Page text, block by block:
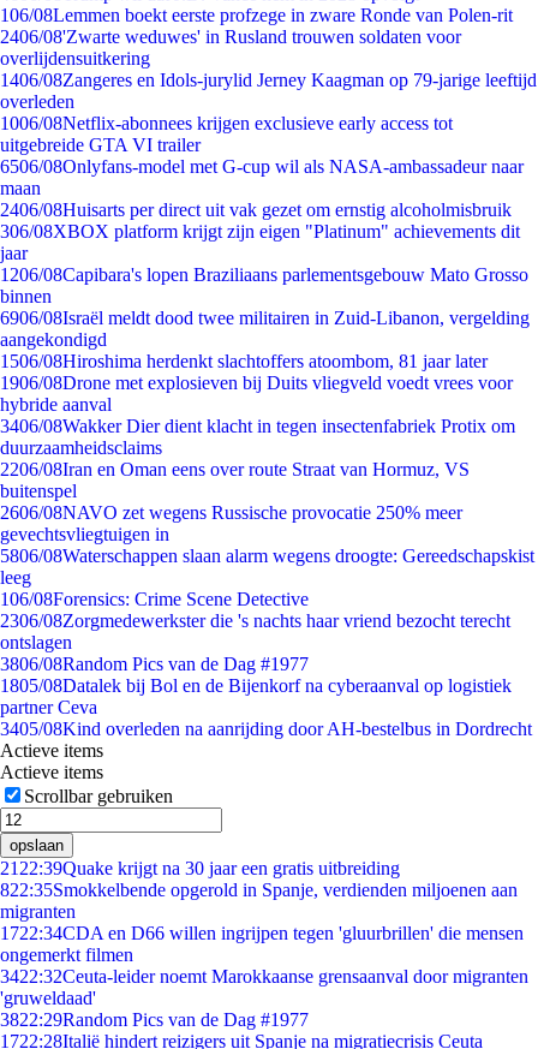
106/08Lemmen boekt eerste profzege in zware Ronde van Polen-rit
2406/08'Zwarte weduwes' in Rusland trouwen soldaten voor
overlijdensuitkering
1406/08Zangeres en Idols-jurylid Jerney Kaagman op 79-jarige leeftijd
overleden
1006/08Netflix-abonnees krijgen exclusieve early access tot
uitgebreide GTA VI trailer
6506/08Onlyfans-model met G-cup wil als NASA-ambassadeur naar
maan
2406/08Huisarts per direct uit vak gezet om ernstig alcoholmisbruik
306/08XBOX platform krijgt zijn eigen "Platinum" achievements dit
jaar
1206/08Capibara's lopen Braziliaans parlementsgebouw Mato Grosso
binnen
6906/08Israël meldt dood twee militairen in Zuid-Libanon, vergelding
aangekondigd
1506/08Hiroshima herdenkt slachtoffers atoombom, 81 jaar later
1906/08Drone met explosieven bij Duits vliegveld voedt vrees voor
hybride aanval
3406/08Wakker Dier dient klacht in tegen insectenfabriek Protix om
duurzaamheidsclaims
2206/08Iran en Oman eens over route Straat van Hormuz, VS
buitenspel
2606/08NAVO zet wegens Russische provocatie 250% meer
gevechtsvliegtuigen in
5806/08Waterschappen slaan alarm wegens droogte: Gereedschapskist
leeg
106/08Forensics: Crime Scene Detective
2306/08Zorgmedewerkster die 's nachts haar vriend bezocht terecht
ontslagen
3806/08Random Pics van de Dag #1977
1805/08Datalek bij Bol en de Bijenkorf na cyberaanval op logistiek
partner Ceva
3405/08Kind overleden na aanrijding door AH-bestelbus in Dordrecht
Actieve items
Actieve items
Scrollbar gebruiken
opslaan
21 22:39Quake krijgt na 30 jaar een gratis uitbreiding
822:35Smokkelbende opgerold in Spanje, verdienden miljoenen aan
migranten
1722:34CDA en D66 willen ingrijpen tegen 'gluurbrillen' die mensen
ongemerkt filmen
3422:32Ceuta-leider noemt Marokkaanse grensaanval door migranten
'gruweldaad'
3822:29Random Pics van de Dag #1977
1722:28Italië hindert reizigers uit Spanje na migratiecrisis Ceuta